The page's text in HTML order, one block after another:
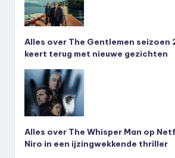
Alles over The Gentlemen seizoen
keert terug met nieuwe gezichten
Alles over The Whisper Man op
Niro in een ijzingwekkende thriller